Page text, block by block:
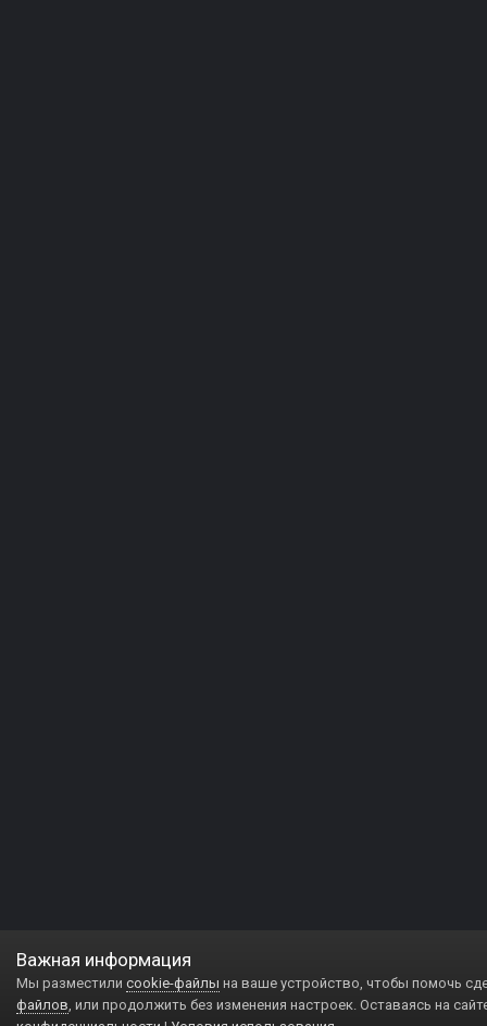
Важная информация
Мы разместили cookie-файлы на ваше устройство, чтобы помочь
файлов, или продолжить без изменения настроек. Оставаясь на